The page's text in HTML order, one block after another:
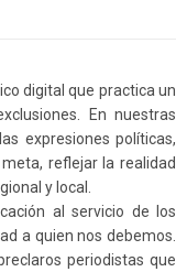
digital que practica un
En nuestras
expresiones políticas,
reflejar la realidad
y local.
al servicio de los
a quien nos debemos.
periodistas que